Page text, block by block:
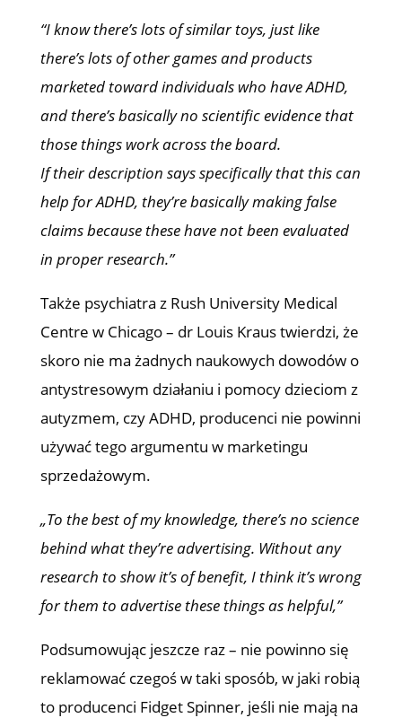
“I know there’s lots of similar toys, just like
there’s lots of other games and products
marketed toward individuals who have ADHD,
and there’s basically no scientific evidence that
those things work across the board.
If their description says specifically that this can
help for ADHD, they’re basically making false
claims because these have not been evaluated
in proper research.”
Także psychiatra z Rush University Medical
Centre w Chicago – dr Louis Kraus twierdzi, że
skoro nie ma żadnych naukowych dowodów o
antystresowym działaniu i pomocy dzieciom z
autyzmem, czy ADHD, producenci nie powinni
używać tego argumentu w marketingu
sprzedażowym.
„To the best of my knowledge, there’s no science
behind what they’re advertising. Without any
research to show it’s of benefit, I think it’s wrong
for them to advertise these things as helpful,”
Podsumowując jeszcze raz – nie powinno się
reklamować czegoś w taki sposób, w jaki robią
to producenci Fidget Spinner, jeśli nie mają na